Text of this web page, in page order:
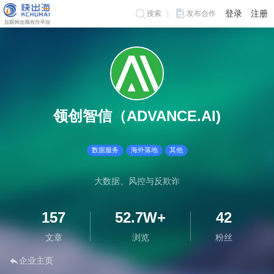
搜索 发布合作 登录 注册
领创智信（ADVANCE.AI)
数据服务 海外落地 其他
大数据、风控与反欺诈
157
文章
52.7W+
浏览
42
粉丝
企业主页